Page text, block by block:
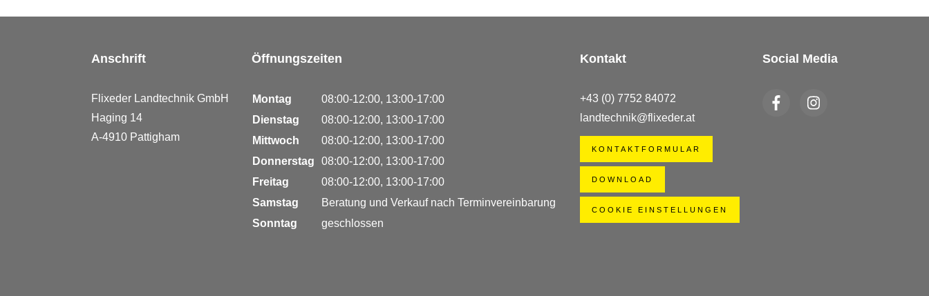
Anschrift
Flixeder Landtechnik GmbH
Haging 14
A-4910 Pattigham
Öffnungszeiten
Montag
08:00‑12:00, 13:00‑17:00
Dienstag
08:00‑12:00, 13:00‑17:00
Mittwoch
08:00‑12:00, 13:00‑17:00
Donnerstag
08:00‑12:00, 13:00‑17:00
Freitag
08:00‑12:00, 13:00‑17:00
Samstag
Beratung und Verkauf nach Terminvereinbarung
Sonntag
geschlossen
Kontakt
+43 (0) 7752 84072
landtechnik@flixeder.at
KONTAKTFORMULAR
DOWNLOAD
COOKIE EINSTELLUNGEN
Social Media